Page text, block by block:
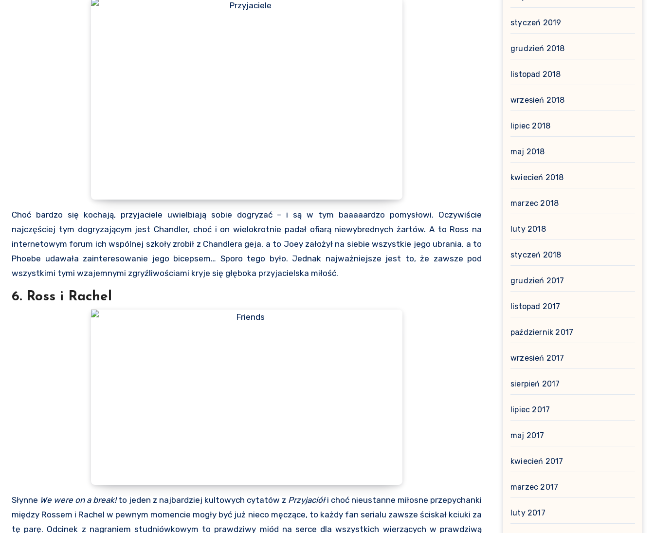
Choć bardzo się kochają, przyjaciele uwielbiają sobie dogryzać – i są w tym baaaaardzo pomysłowi. Oczywiście
najczęściej tym dogryzającym jest Chandler, choć i on wielokrotnie padał ofiarą niewybrednych żartów. A to Ross na
internetowym forum ich wspólnej szkoły zrobił z Chandlera geja, a to Joey założył na siebie wszystkie jego ubrania, a to
Phoebe udawała zainteresowanie jego bicepsem… Sporo tego było. Jednak najważniejsze jest to, że zawsze pod
wszystkimi tymi wzajemnymi zgryźliwościami kryje się głęboka przyjacielska miłość.
6. Ross i Rachel
Słynne We were on a break!to jeden z najbardziej kultowych cytatów z Przyjaciół i choć nieustanne miłosne przepychanki
między Rossem i Rachel w pewnym momencie mogły być już nieco męczące, to każdy fan serialu zawsze ściskał kciuki za
tę parę. Odcinek z nagraniem studniówkowym to prawdziwy miód na serce dla wszystkich wierzących w prawdziwą
styczeń 2019
grudzień 2018
listopad 2018
wrzesień 2018
lipiec 2018
maj 2018
kwiecień 2018
marzec 2018
luty 2018
styczeń 2018
grudzień 2017
listopad 2017
październik 2017
wrzesień 2017
sierpień 2017
lipiec 2017
maj 2017
kwiecień 2017
marzec 2017
luty 2017